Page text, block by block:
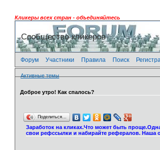
Кликеры всех стран - объединяйтесь
Сообщество кликеров
Форум Участники Правила Поиск
Активные темы
Доброе утро! Как спалось?
Поделиться…
Заработок на кликах.Что может быть
свои рефссылки и набирайте рефералов. Наша